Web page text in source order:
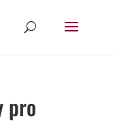
pro